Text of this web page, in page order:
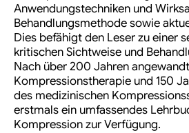
Anwendungstechniken und
Behandlungsmethode sowie
Dies befähigt den Leser zu einer
kritischen Sichtweise und
Nach über 200 Jahren
Kompressionstherapie und 150
des medizinischen
erstmals ein umfassendes
Kompression zur Verfügung.